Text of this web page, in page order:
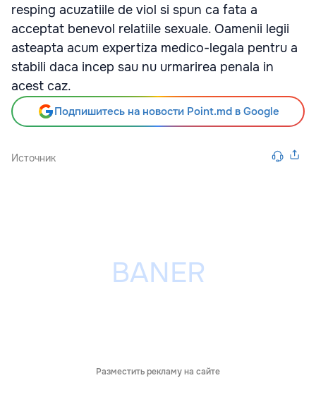
resping acuzatiile de viol si spun ca fata a
acceptat benevol relatiile sexuale. Oamenii legii
asteapta acum expertiza medico-legala pentru a
stabili daca incep sau nu urmarirea penala in
acest caz.
Подпишитесь на новости Point.md в Google
Источник
Разместить рекламу на сайте